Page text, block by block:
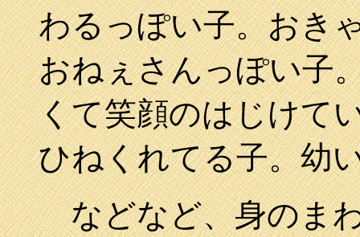
わるっぽい子。おき
おねぇさんっぽい子
くて笑顔のはじけて
ひねくれてる子。幼
などなど、身のま